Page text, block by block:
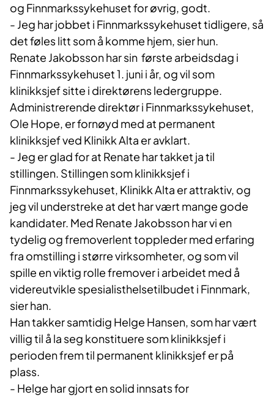
og Finnmarkssykehuset for øvrig, godt.
- Jeg har jobbet i Finnmarkssykehuset tidligere, så
det føles litt som å komme hjem, sier hun.
Renate Jakobsson har sin første arbeidsdag i
Finnmarkssykehuset 1. juni i år, og vil som
klinikksjef sitte i direktørens ledergruppe.
Administrerende direktør i Finnmarkssykehuset,
Ole Hope, er fornøyd med at permanent
klinikksjef ved Klinikk Alta er avklart.
- Jeg er glad for at Renate har takket ja til
stillingen. Stillingen som klinikksjef i
Finnmarkssykehuset, Klinikk Alta er attraktiv, og
jeg vil understreke at det har vært mange gode
kandidater. Med Renate Jakobsson har vi en
tydelig og fremoverlent toppleder med erfaring
fra omstilling i større virksomheter, og som vil
spille en viktig rolle fremover i arbeidet med å
videreutvikle spesialisthelsetilbudet i Finnmark,
sier han.
Han takker samtidig Helge Hansen, som har vært
villig til å la seg konstituere som klinikksjef i
perioden frem til permanent klinikksjef er på
plass.
- Helge har gjort en solid innsats for